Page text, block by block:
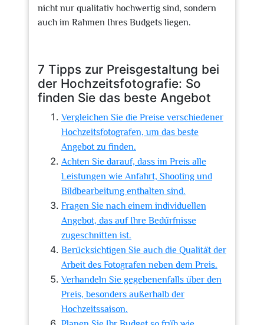
nicht nur qualitativ hochwertig sind, sondern
auch im Rahmen Ihres Budgets liegen.
7 Tipps zur Preisgestaltung bei
der Hochzeitsfotografie: So
finden Sie das beste Angebot
Vergleichen Sie die Preise verschiedener
Hochzeitsfotografen, um das beste
Angebot zu finden.
Achten Sie darauf, dass im Preis alle
Leistungen wie Anfahrt, Shooting und
Bildbearbeitung enthalten sind.
Fragen Sie nach einem individuellen
Angebot, das auf Ihre Bedürfnisse
zugeschnitten ist.
Berücksichtigen Sie auch die Qualität der
Arbeit des Fotografen neben dem Preis.
Verhandeln Sie gegebenenfalls über den
Preis, besonders außerhalb der
Hochzeitssaison.